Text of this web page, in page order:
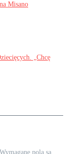
Misano
„Chcę
Wymagane pola są